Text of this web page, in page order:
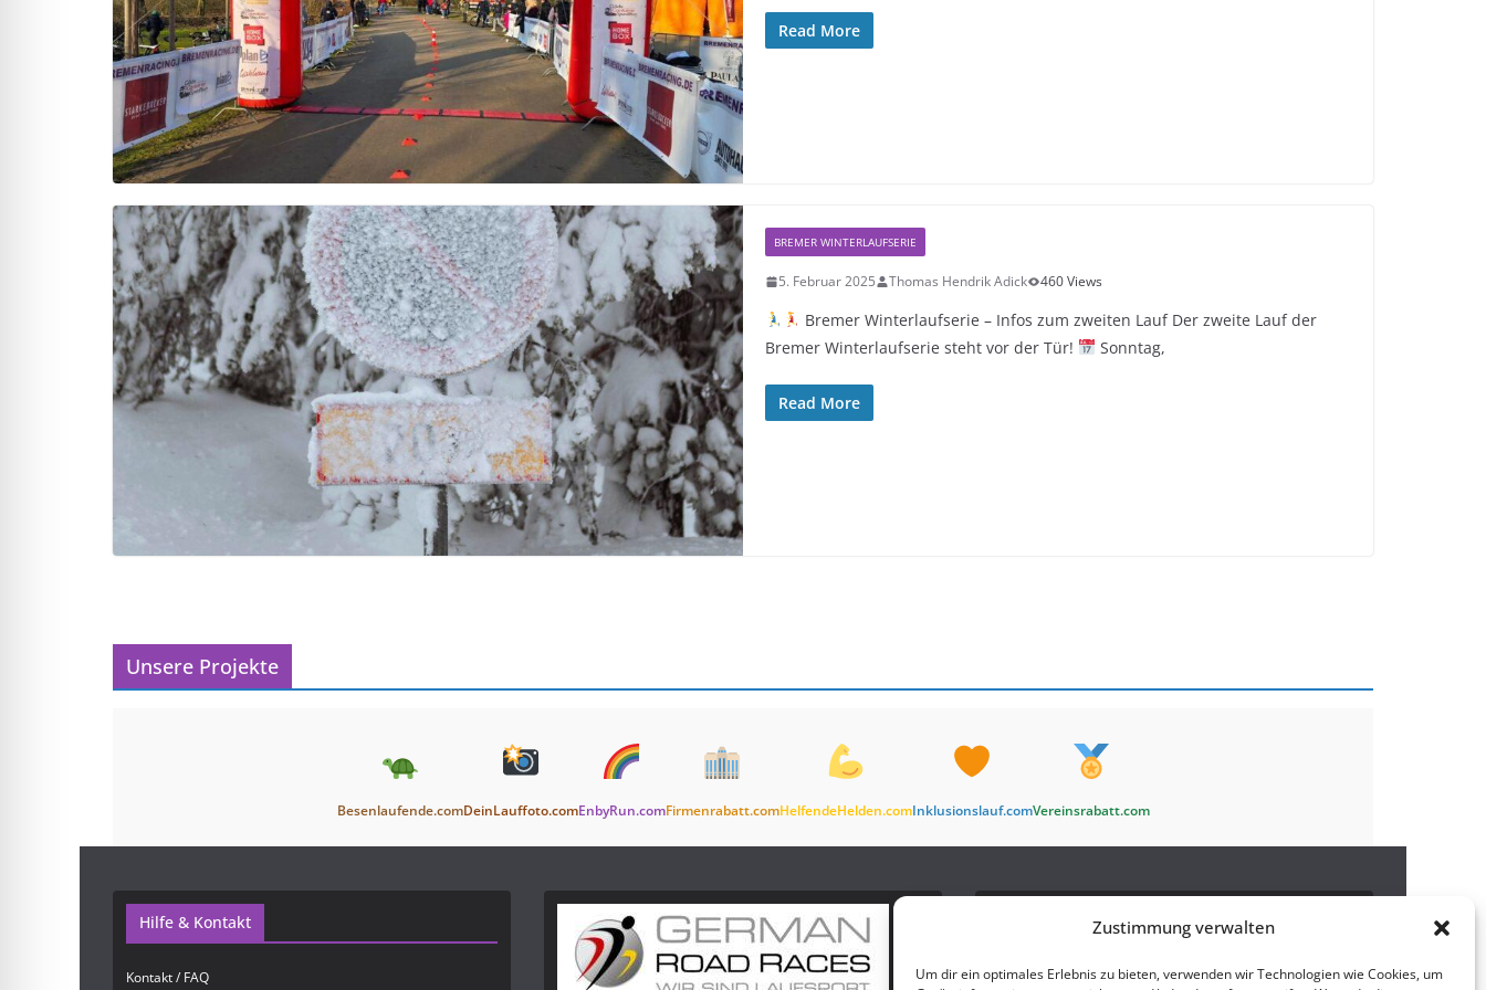
Zustimmung verwalten
Um dir ein optimales Erlebnis zu bieten, verwenden wir Technologien wie Cookies, um
Read More
BREMER WINTERLAUFSERIE
5. Februar 2025 Thomas Hendrik Adick 460 Views
Bremer Winterlaufserie – Infos zum zweiten Lauf Der zweite Lauf der
Bremer Winterlaufserie steht vor der Tür!
Sonntag,
Read More
Unsere Projekte
Besenlaufende.comDeinLauffoto.comEnbyRun.comFirmenrabatt.comHelfendeHelden.comInklusionslauf.comVereinsrabatt.com
Hilfe & Kontakt
Kontakt / FAQ Bleibe auf dem Laufenden und abonnierehierunseren